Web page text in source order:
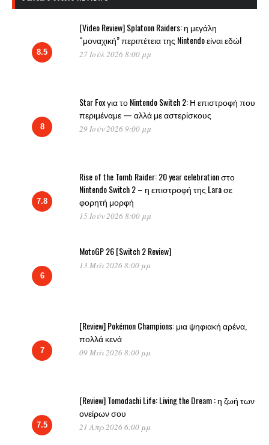
8.5
[Video Review] Splatoon Raiders: η μεγάλη
“μοναχική” περιπέτεια της Nintendo είναι εδώ!
27 Ιούλ 2026 8:00 μμ
8
Star Fox για το Nintendo Switch 2: Η επιστροφή που
περιμέναμε — αλλά με αστερίσκους
29 Ιούν 2026 9:00 μμ
7.8
Rise of the Tomb Raider: 20 year celebration στο
Nintendo Switch 2 – η επιστροφή της Lara σε
φορητή μορφή
15 Ιούν 2026 8:00 μμ
6
MotoGP 26 [Switch 2 Review]
13 Μάι 2026 8:00 μμ
7
[Review] Pokémon Champions: μια ψηφιακή αρένα,
πολλά κενά
09 Μάι 2026 8:00 μμ
7.5
[Review] Tomodachi Life: Living the Dream : η ζωή των
ονείρων σου
21 Απρ 2026 6:00 μμ